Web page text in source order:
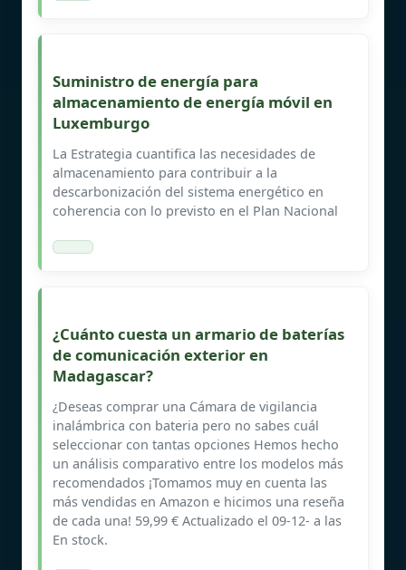
Suministro de energía para
almacenamiento de energía móvil en
Luxemburgo
La Estrategia cuantifica las necesidades de
almacenamiento para contribuir a la
descarbonización del sistema energético en
coherencia con lo previsto en el Plan Nacional
¿Cuánto cuesta un armario de baterías
de comunicación exterior en
Madagascar?
¿Deseas comprar una Cámara de vigilancia
inalámbrica con bateria pero no sabes cuál
seleccionar con tantas opciones Hemos hecho
un análisis comparativo entre los modelos más
recomendados ¡Tomamos muy en cuenta las
más vendidas en Amazon e hicimos una reseña
de cada una! 59,99 € Actualizado el 09-12- a las
En stock.